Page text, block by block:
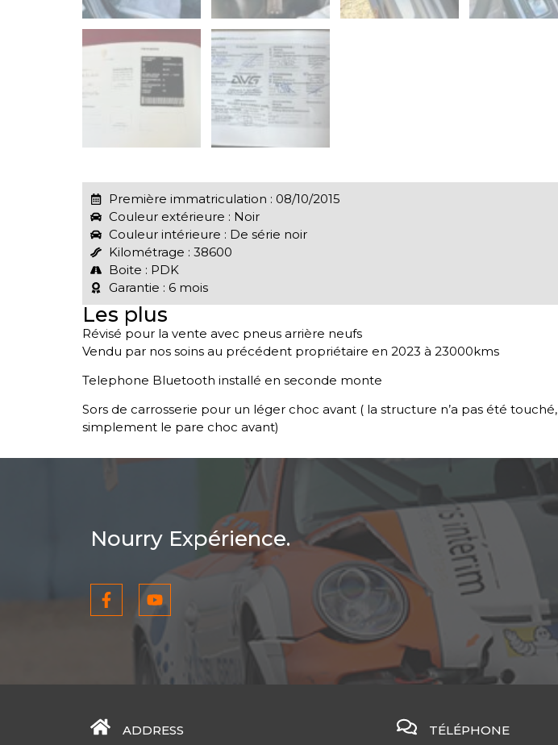
Première immatriculation : 08/10/2015
Couleur extérieure : Noir
Couleur intérieure : De série noir
Kilométrage : 38600
Boite : PDK
Garantie : 6 mois
Les plus
Révisé pour la vente avec pneus arrière neufs
Vendu par nos soins au précédent propriétaire en 2023 à 23000kms
Telephone Bluetooth installé en seconde monte
Sors de carrosserie pour un léger choc avant ( la structure n’a pas été touché,
simplement le pare choc avant)
Nourry Expérience.
ADDRESS TÉLÉPHONE